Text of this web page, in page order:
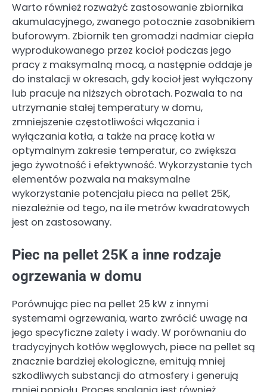
Warto również rozważyć zastosowanie zbiornika
akumulacyjnego, zwanego potocznie zasobnikiem
buforowym. Zbiornik ten gromadzi nadmiar ciepła
wyprodukowanego przez kocioł podczas jego
pracy z maksymalną mocą, a następnie oddaje je
do instalacji w okresach, gdy kocioł jest wyłączony
lub pracuje na niższych obrotach. Pozwala to na
utrzymanie stałej temperatury w domu,
zmniejszenie częstotliwości włączania i
wyłączania kotła, a także na pracę kotła w
optymalnym zakresie temperatur, co zwiększa
jego żywotność i efektywność. Wykorzystanie tych
elementów pozwala na maksymalne
wykorzystanie potencjału pieca na pellet 25K,
niezależnie od tego, na ile metrów kwadratowych
jest on zastosowany.
Piec na pellet 25K a inne rodzaje
ogrzewania w domu
Porównując piec na pellet 25 kW z innymi
systemami ogrzewania, warto zwrócić uwagę na
jego specyficzne zalety i wady. W porównaniu do
tradycyjnych kotłów węglowych, piece na pellet są
znacznie bardziej ekologiczne, emitują mniej
szkodliwych substancji do atmosfery i generują